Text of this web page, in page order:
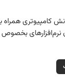
کامپیوتری همراه
بخصوص